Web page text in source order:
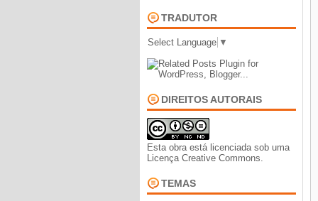
TRADUTOR
Select Language ▼
DIREITOS AUTORAIS
Esta obra está licenciada sob uma
Licença Creative Commons.
TEMAS